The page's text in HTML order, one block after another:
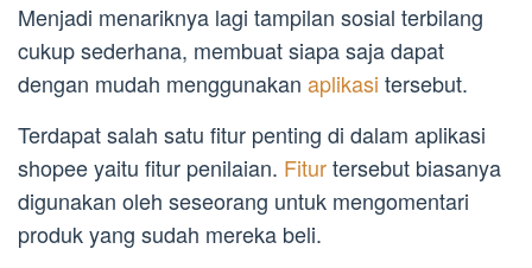
Menjadi menariknya lagi tampilan sosial terbilang
cukup sederhana, membuat siapa saja dapat
dengan mudah menggunakan aplikasi tersebut.
Terdapat salah satu fitur penting di dalam aplikasi
shopee yaitu fitur penilaian. Fiturtersebut biasanya
digunakan oleh seseorang untuk mengomentari
produk yang sudah mereka beli.